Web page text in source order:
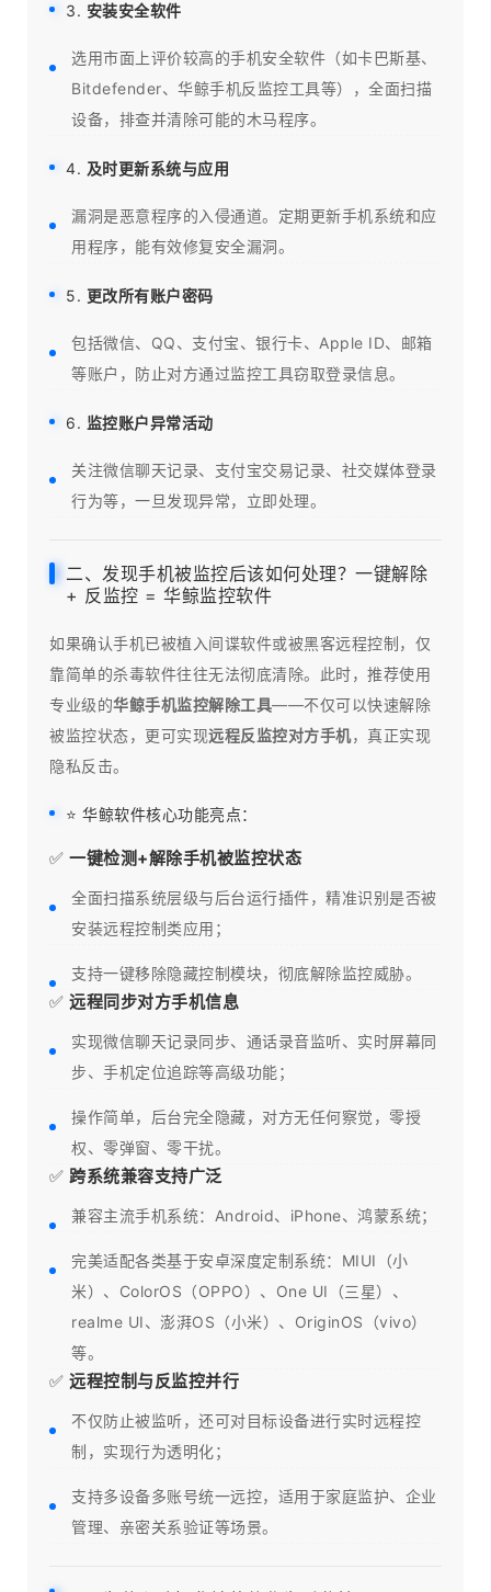
3. 安装安全软件
选用市面上评价较高的手机安全软件（如卡巴斯基、
Bitdefender、华鲸手机反监控工具等），全面扫描
设备，排查并清除可能的木马程序。
4. 及时更新系统与应用
漏洞是恶意程序的入侵通道。定期更新手机系统和应
用程序，能有效修复安全漏洞。
5. 更改所有账户密码
包括微信、QQ、支付宝、银行卡、Apple ID、邮箱
等账户，防止对方通过监控工具窃取登录信息。
6. 监控账户异常活动
关注微信聊天记录、支付宝交易记录、社交媒体登录
行为等，一旦发现异常，立即处理。
二、发现手机被监控后该如何处理？一键解除
+ 反监控 = 华鲸监控软件
如果确认手机已被植入间谍软件或被黑客远程控制，仅
靠简单的杀毒软件往往无法彻底清除。此时，推荐使用
专业级的华鲸手机监控解除工具——不仅可以快速解除
被监控状态，更可实现远程反监控对方手机，真正实现
隐私反击。
⭐ 华鲸软件核心功能亮点：
✅ 一键检测+解除手机被监控状态
全面扫描系统层级与后台运行插件，精准识别是否被
安装远程控制类应用；
支持一键移除隐藏控制模块，彻底解除监控威胁。
✅ 远程同步对方手机信息
实现微信聊天记录同步、通话录音监听、实时屏幕同
步、手机定位追踪等高级功能；
操作简单，后台完全隐藏，对方无任何察觉，零授
权、零弹窗、零干扰。
✅ 跨系统兼容支持广泛
兼容主流手机系统：Android、iPhone、鸿蒙系统；
完美适配各类基于安卓深度定制系统：MIUI（小
米）、ColorOS（OPPO）、One UI（三星）、
realme UI、澎湃OS（小米）、OriginOS（vivo）
等。
✅ 远程控制与反监控并行
不仅防止被监听，还可对目标设备进行实时远程控
制，实现行为透明化；
支持多设备多账号统一远控，适用于家庭监护、企业
管理、亲密关系验证等场景。